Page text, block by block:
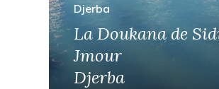
Djerba
La Doukana de
Jmour
Djerba